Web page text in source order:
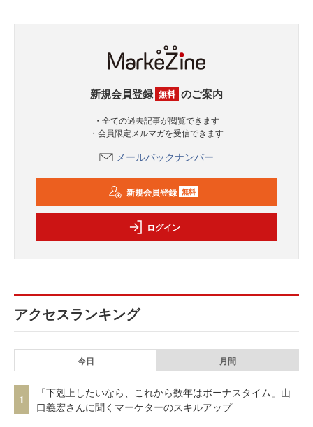
新規会員登録 無料 のご案内
・全ての過去記事が閲覧できます
・会員限定メルマガを受信できます
メールバックナンバー
新規会員登録 無料
ログイン
アクセスランキング
今日 月間
1
「下剋上したいなら、これから数年はボーナスタイム」山
口義宏さんに聞くマーケターのスキルアップ